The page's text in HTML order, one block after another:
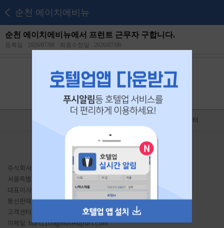
순천 에이치에비뉴
순천 에이치에비뉴에서 프런트 근무자 구합니다.
등록일 : 2026/07/08 최종수정일 : 2026/07/08
본 공고는2026년 07월 27일 에 마감되었습니다.
고객센터
유료서비스 이용약관 개인정보처리방침
주식회사 호텔업디알티
서울특별시 금천구 가산동 691 대륭테크노타운20차 1807호
대표이사: 이송주
사업자등록번호: 441-87-01934
통신판매업신고: 서울금천-1204 호
직업정보: J1206020200010
고객센터: 1644-7896
Fax: 02-2225-8487
이메일: hdrt1109@hotelupdrt.com